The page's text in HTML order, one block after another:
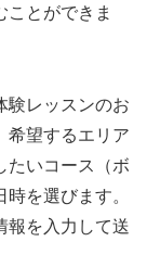
ことができま
験レッスンのお
希望するエリア
たいコース（ボ
を選びます。
報を入力して送